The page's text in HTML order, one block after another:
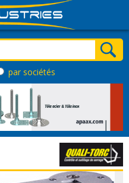
par sociétés